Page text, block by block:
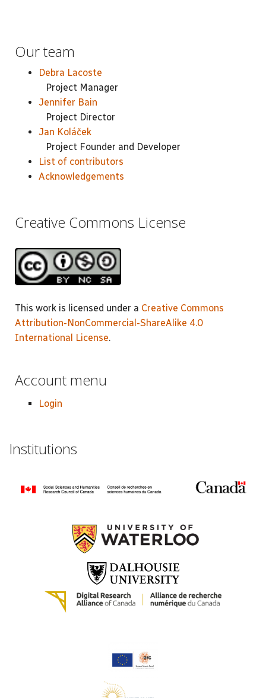
Our team
Debra Lacoste
Project Manager
Jennifer Bain
Project Director
Jan Koláček
Project Founder and Developer
List of contributors
Acknowledgements
Creative Commons License
This work is licensed under a Creative Commons
Attribution-NonCommercial-ShareAlike 4.0
International License.
Account menu
Login
Institutions